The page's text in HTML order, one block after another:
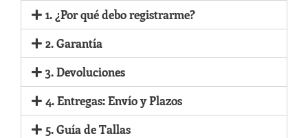
1. ¿Por qué debo registrarme?
2. Garantía
3. Devoluciones
4. Entregas: Envío y Plazos
5. Guía de Tallas